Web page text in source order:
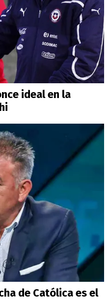
ideal en la
de Católica es el